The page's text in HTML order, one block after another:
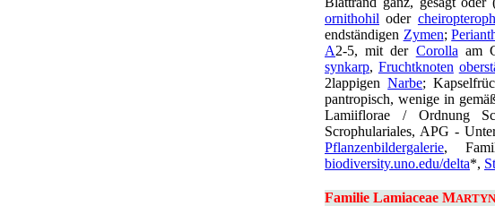
ornithohil oder
endständigen Zymen;
A2-5, mit der Corolla am
synkarp, Fruchtknoten
2lappigenNarbe;
pantropisch, wenige in
Lamiiflorae / Ordnung
Scrophulariales, APG -
Pflanzenbildergalerie,
biodiversity.uno.edu/delta*,
Familie Lamiaceae M